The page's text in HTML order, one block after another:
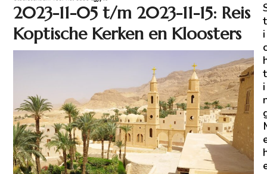
2023-11-05 t/m 2023-11-15: Reis
Koptische Kerken en Kloosters
t
i
t
i